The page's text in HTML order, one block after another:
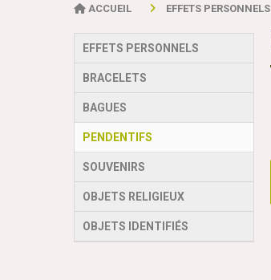
EFFETS PERSONNELS
BRACELETS
BAGUES
PENDENTIFS
SOUVENIRS
OBJETS RELIGIEUX
OBJETS IDENTIFIÉS
ACCUEIL EFFETS PERSONNELS